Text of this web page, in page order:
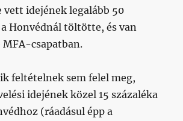
vett idejének legalább 50
Honvédnál töltötte, és van
MFA-csapatban.
feltételnek sem felel meg,
idejének közel 15 százaléka
(ráadásul épp a